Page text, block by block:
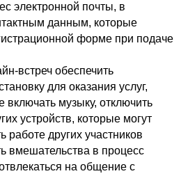
электронной почты, в
данным, которые
форме при подаче
встреч обеспечить
для оказания услуг,
включать музыку, отключить
устройств, которые могут
других участников
вмешательства в процесс
на общение с